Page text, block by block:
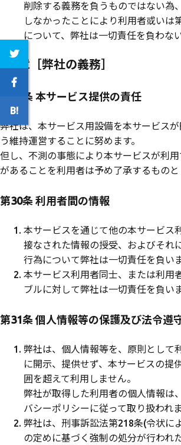
削除する義務を負うものではない為
しなかったことにより利用者或いは
について、弊社は一切責任を負わな
第8章［弊社の義務］
第29条 本サービス提供の責任
弊社は、本サービス用設備を本サービス
う維持運営することに努めます。
但し、不測の事態により本サービスが利
があることを利用者は予め了承するものと
第30条 利用者間の情報
本サービスを通じて他の本サービス
接なされた情報の授受、およびそれ
行為について弊社は一切責任を負い
本サービス利用者同士、または利用
ブルに対して弊社は一切責任を負い
第31条 個人情報等の保護及び法令遵
弊社は、個人情報等を、原則として
に開示、提供せず、本サービスの提
囲を超えて利用しません。
弊社が取得した利用者の個人情報は
バシーポリシーに従って取り扱われま
弊社は、刑事訴訟法第218条(令状に
の定めに基づく強制の処分が行われ